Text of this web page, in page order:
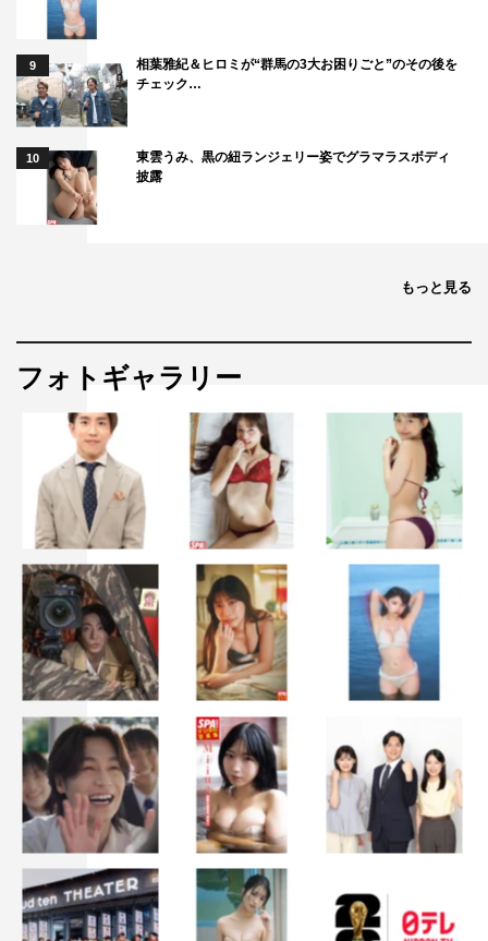
9
相葉雅紀＆ヒロミが“群馬の3大お困りごと”のその後を
チェック…
10
東雲うみ、黒の紐ランジェリー姿でグラマラスボディ
披露
もっと見る
フォトギャラリー